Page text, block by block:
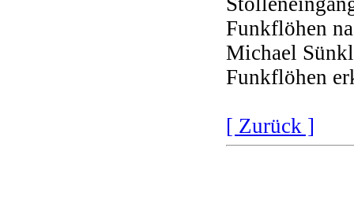
Funkflöhen
Michael
Funkflöhen
[ Zurück ]